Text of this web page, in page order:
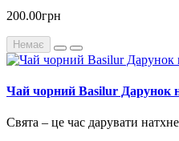
200.00грн
Немає
Чай чорний Basilur Дарунок
Свята – це час дарувати